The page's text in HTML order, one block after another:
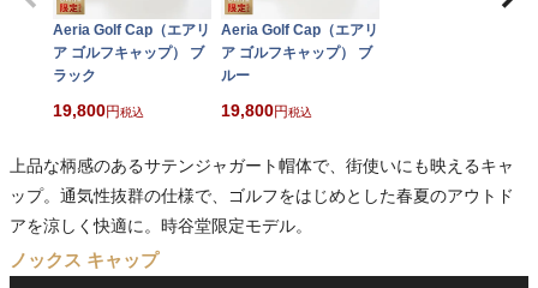
Aeria Golf Cap（エアリ
ア ゴルフキャップ） ブ
ラック
19,800 税込
Aeria Golf Cap（エアリ
ア ゴルフキャップ） ブ
ルー
19,800 税込
上品な柄感のあるサテンジャガート帽体で、街使いにも映えるキャ
ップ。通気性抜群の仕様で、ゴルフをはじめとした春夏のアウトド
アを涼しく快適に。時谷堂限定モデル。
ノックス キャップ